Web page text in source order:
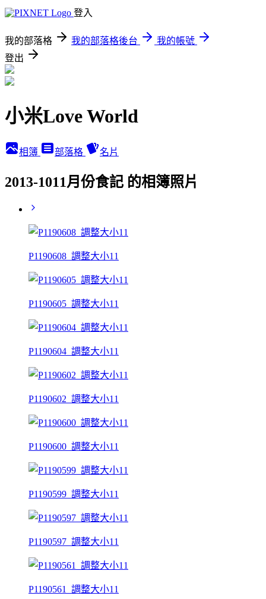
登入
我的部落格 我的部落格後台
我的帳號
登出
小米Love World
相簿 部落格 名片
2013-1011月份食記 的相簿照片
P1190608_調整大小11
P1190605_調整大小11
P1190604_調整大小11
P1190602_調整大小11
P1190600_調整大小11
P1190599_調整大小11
P1190597_調整大小11
P1190561_調整大小11